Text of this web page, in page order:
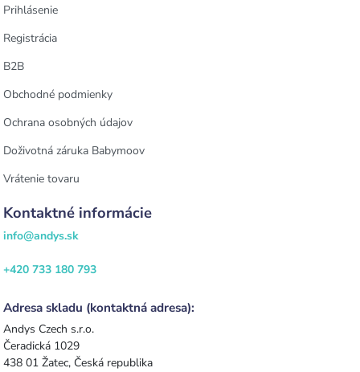
Prihlásenie
Registrácia
B2B
Obchodné podmienky
Ochrana osobných údajov
Doživotná záruka Babymoov
Vrátenie tovaru
Kontaktné informácie
info@andys.sk
+420 733 180 793
Adresa skladu (kontaktná adresa):
Andys Czech s.r.o.
Čeradická 1029
438 01 Žatec, Česká republika